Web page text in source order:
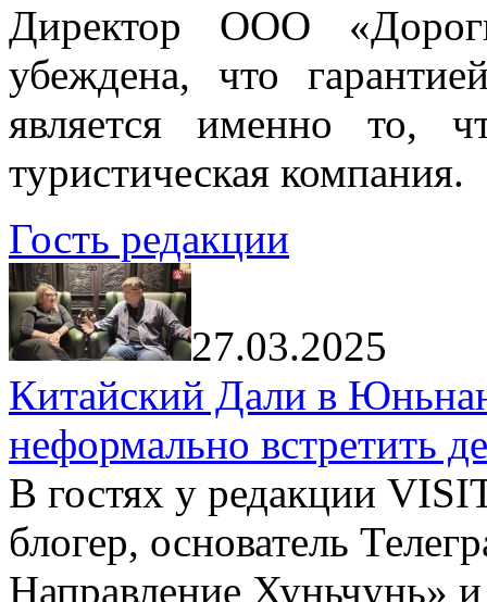
Директор ООО
убеждена, что
является именно то,
туристическая компания.
Гость редакции
27.03.2025
Китайский Дали в
неформально встретить
В гостях у редакции
блогер, основатель
Направление Хуньчунь»